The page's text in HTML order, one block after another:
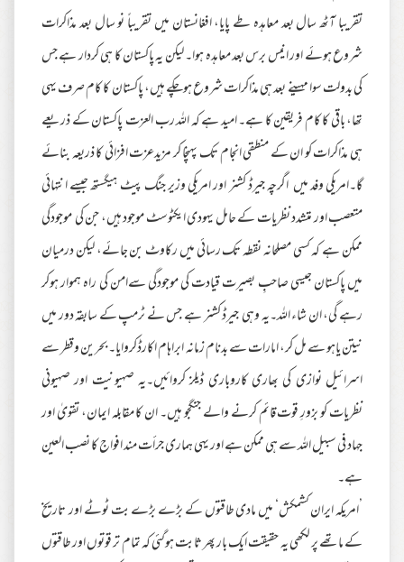
تقریبا آٹھ سال بعد معاہدہ طے پایا، افغانستان میں تقریباً نو سال بعد مذاکرات
شروع ہوئے اور انیس برس بعد معاہدہ ہوا۔ لیکن یہ پاکستان کا ہی کردار ہے جس
کی بدولت سوا مہینے بعد ہی مذاکرات شروع ہوچکے ہیں، پاکستان کا کام صرف یہی
تھا، باقی کا کام فریقین کا ہے۔ امید ہے کہ اللہ رب العزت پاکستان کے ذریعے
ہی مذاکرات کو ان کے منطقی انجام تک پہنچا کر مزیدعزت افزائی کا ذریعہ بنائے
گا۔امریکی وفد میں اگرچہ جیرڈ کشنر اور امریکی وزیر جنگ پیٹ ہیگستھ جیسے انتہائی
متعصب اور متشدد نظریات کے حامل یہودی ایکٹوسٹ موجود ہیں، جن کی موجودگی
ممکن ہے کہ کسی مصلحانہ نقطہ تک رسائی میں رکاوٹ بن جائے، لیکن درمیان
میں پاکستان جیسی صاحبِ بصیرت قیادت کی موجودگی سےامن کی راہ ہموار ہوکر
رہے گی، ان شاء اللہ۔یہ وہی جیرڈ کشنر ہے جس نے ٹرمپ کے سابقہ دور میں
نیتن یاہو سے مل کر، امارات سے بدنام زمانہ ابراہام اکارڈکروایا۔ بحرین وقطر سے
اسرائیل نوازی کی بھاری کاروباری ڈیلز کروائیں۔یہ صہیونیت اور صہیونی
نظریات کو بزورِ قوت قائم کرنے والے جنگجو ہیں۔ ان کا مقابلہ ایمان، تقویٰ اور
جہاد فی سبیل اللہ سے ہی ممکن ہے اور یہی ہماری جرأت مند افواج کا نصب العین
ہے۔
’امریکہ ایران کشمکش‘ میں مادی طاقتوں کے بڑے بڑے بت ٹوٹے اور تاریخ
کے ماتھے پر لکھی یہ حقیقت ایک بار پھر ثابت ہوگئی کہ تمام تر قوتوں اور طاقتوں